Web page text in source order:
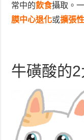
常中的飲食攝取。
膜中心退化或擴張
牛磺酸的